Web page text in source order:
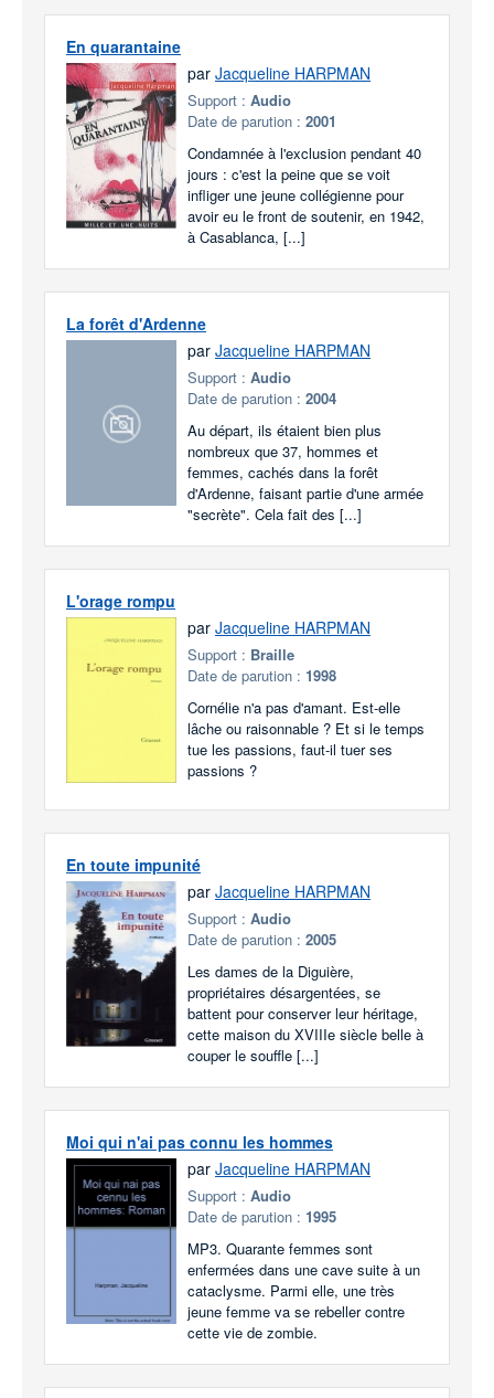
En quarantaine
par Jacqueline HARPMAN
Support : Audio
Date de parution : 2001
Condamnée à l'exclusion pendant 40
jours : c'est la peine que se voit
infliger une jeune collégienne pour
avoir eu le front de soutenir, en 1942,
à Casablanca, [...]
La forêt d'Ardenne
par Jacqueline HARPMAN
Support : Audio
Date de parution : 2004
Au départ, ils étaient bien plus
nombreux que 37, hommes et
femmes, cachés dans la forêt
d'Ardenne, faisant partie d'une armée
"secrète". Cela fait des [...]
L'orage rompu
par Jacqueline HARPMAN
Support : Braille
Date de parution : 1998
Cornélie n'a pas d'amant. Est-elle
lâche ou raisonnable ? Et si le temps
tue les passions, faut-il tuer ses
passions ?
En toute impunité
par Jacqueline HARPMAN
Support : Audio
Date de parution : 2005
Les dames de la Diguière,
propriétaires désargentées, se
battent pour conserver leur héritage,
cette maison du XVIIIe siècle belle à
couper le souffle [...]
Moi qui n'ai pas connu les hommes
par Jacqueline HARPMAN
Support : Audio
Date de parution : 1995
MP3. Quarante femmes sont
enfermées dans une cave suite à un
cataclysme. Parmi elle, une très
jeune femme va se rebeller contre
cette vie de zombie.